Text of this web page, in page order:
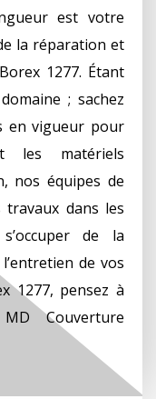
est votre
la réparation et
1277. Étant
; sachez
en vigueur pour
les matériels
nos équipes de
travaux dans les
de la
de vos
1277, pensez à
Couverture